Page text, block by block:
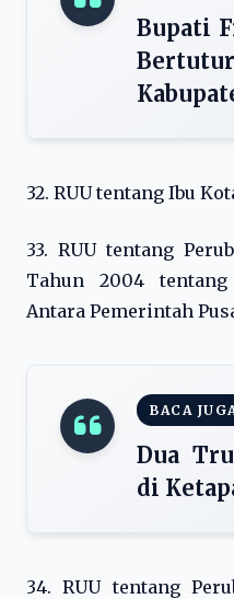
Bupati
32. RUU tentang Ibu
33. RUU tentang
Tahun 2004 tentang
Antara Pemerintah
BACA
Dua
di
34. RUU tentang